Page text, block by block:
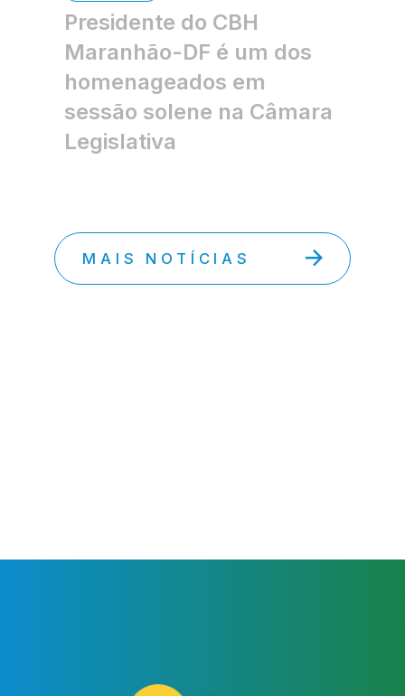
Presidente do CBH
Maranhão-DF é um dos
homenageados em
sessão solene na Câmara
Legislativa
MAIS NOTÍCIAS